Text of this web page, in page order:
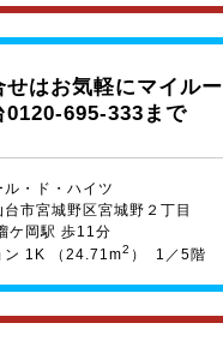
せはお気軽にマイルー
0120-695-333まで
・ド・ハイツ
市宮城野区宮城野２丁目
ケ岡駅 歩11分
ン 1K （24.71m2 ） 1／5階